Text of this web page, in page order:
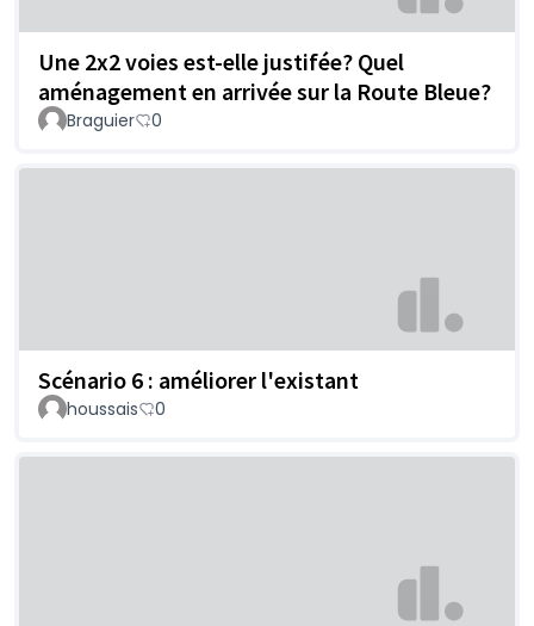
Une 2x2 voies est-elle justifée? Quel
aménagement en arrivée sur la Route Bleue?
Braguier 0
Scénario 6 : améliorer l'existant
houssais 0